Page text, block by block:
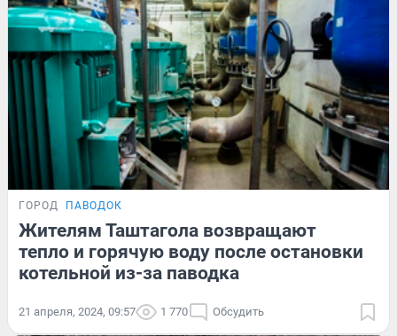
ГОРОД ПАВОДОК
Жителям Таштагола возвращают
тепло и горячую воду после остановки
котельной из-за паводка
21 апреля, 2024, 09:57 1 770 Обсудить